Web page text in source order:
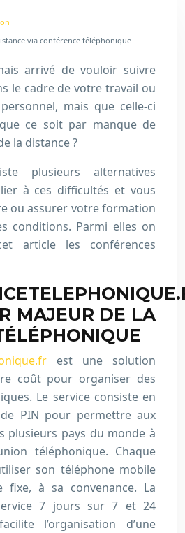
via conférence téléphonique
arrivé de vouloir suivre
le cadre de votre travail ou
mais que celle-ci
ce soit par manque de
la distance ?
plusieurs alternatives
à ces difficultés et vous
ou assurer votre formation
conditions. Parmi elles on
article les conférences
MAJEUR DE LA
est une solution
coût pour organiser des
Le service consiste en
PIN pour permettre aux
plusieurs pays du monde à
téléphonique. Chaque
son téléphone mobile
fixe, à sa convenance. La
7 jours sur 7 et 24
l’organisation d’une